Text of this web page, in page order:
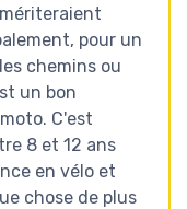
pour un
chemins ou
un bon
C'est
8 et 12 ans
en vélo et
chose de plus